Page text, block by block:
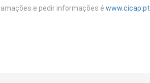
e pedir informações é www.cicap.pt